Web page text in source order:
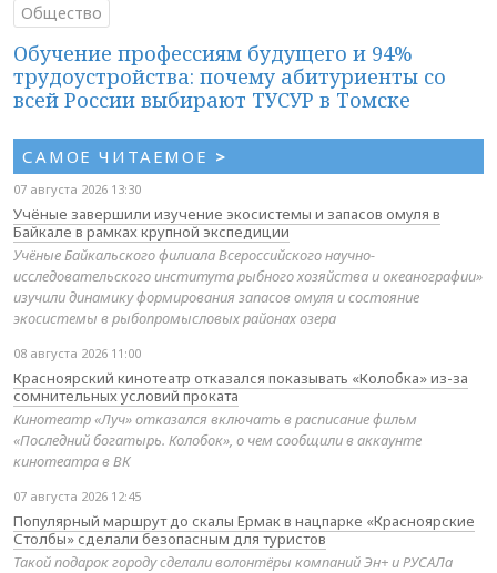
Общество
Обучение профессиям будущего и 94%
трудоустройства: почему абитуриенты со
всей России выбирают ТУСУР в Томске
САМОЕ ЧИТАЕМОЕ >
07 августа 2026 13:30
Учёные завершили изучение экосистемы и запасов омуля в
Байкале в рамках крупной экспедиции
Учёные Байкальского филиала Всероссийского научно-
исследовательского института рыбного хозяйства и океанографии»
изучили динамику формирования запасов омуля и состояние
экосистемы в рыбопромысловых районах озера
08 августа 2026 11:00
Красноярский кинотеатр отказался показывать «Колобка» из-за
сомнительных условий проката
Кинотеатр «Луч» отказался включать в расписание фильм
«Последний богатырь. Колобок», о чем сообщили в аккаунте
кинотеатра в ВК
07 августа 2026 12:45
Популярный маршрут до скалы Ермак в нацпарке «Красноярские
Столбы» сделали безопасным для туристов
Такой подарок городу сделали волонтёры компаний Эн+ и РУСАЛа